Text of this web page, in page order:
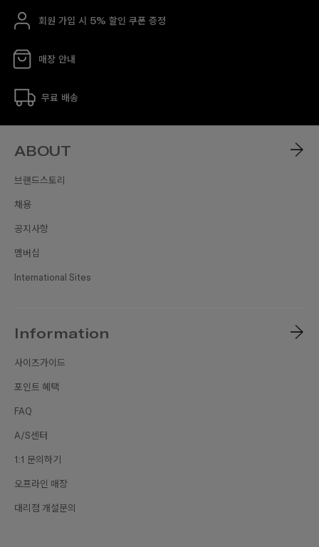
회원 가입 시 5% 할인 쿠폰 증정
매장 안내
무료 배송
ABOUT
브랜드스토리
채용
공지사항
멤버십
International Sites
Information
사이즈가이드
포인트 혜택
FAQ
A/S센터
1:1 문의하기
오프라인 매장
대리점 개설문의